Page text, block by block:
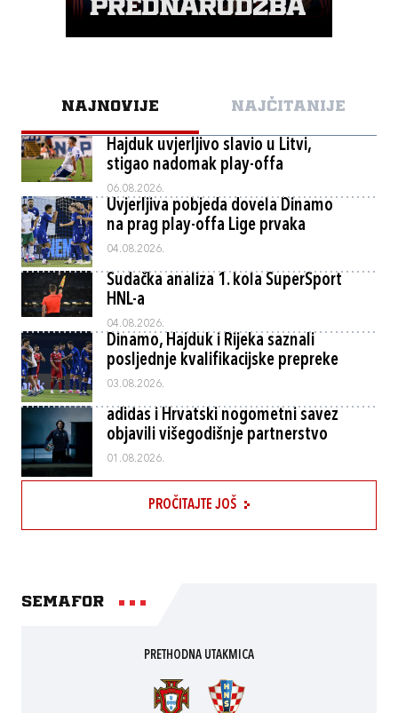
NAJNOVIJE NAJČITANIJE
Hajduk uvjerljivo slavio u Litvi,
stigao nadomak play-offa
06.08.2026.
Uvjerljiva pobjeda dovela Dinamo
na prag play-offa Lige prvaka
04.08.2026.
Sudačka analiza 1. kola SuperSport
HNL-a
04.08.2026.
Dinamo, Hajduk i Rijeka saznali
posljednje kvalifikacijske prepreke
03.08.2026.
adidas i Hrvatski nogometni savez
objavili višegodišnje partnerstvo
01.08.2026.
PROČITAJTE JOŠ
Semafor
PRETHODNA UTAKMICA